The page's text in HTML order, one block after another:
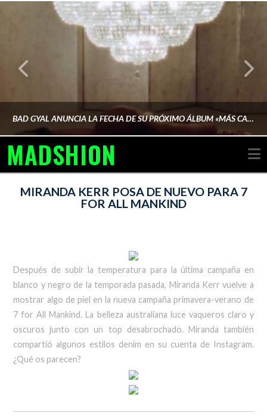
BAD GYAL ANUNCIA LA FECHA DE SU PRÓXIMO ÁLBUM «MÁS CARA»
MADSHION
MIRANDA KERR POSA DE NUEVO PARA 7
FOR ALL MANKIND
Después de subir la temperatura para la última campaña en
blanco y negro de la temporada pasada, Miranda Kerr vuelve a
mostrar algo de piel en la nueva campaña primavera-verano de
7 for All Mankind. La belleza australiana luce vaqueros claro y
oscuros junto con un top desabrochado. Miranda también
compartió algunos estilos denim en su cuenta de Instagram.
¿Qué os parecen?